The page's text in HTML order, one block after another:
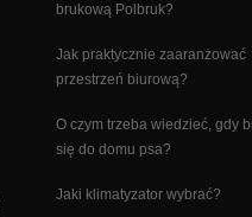
brukową Polbruk?
Jak praktycznie zaaranżować
przestrzeń biurową?
O czym trzeba wiedzieć, gdy
się do domu psa?
Jaki klimatyzator wybrać?